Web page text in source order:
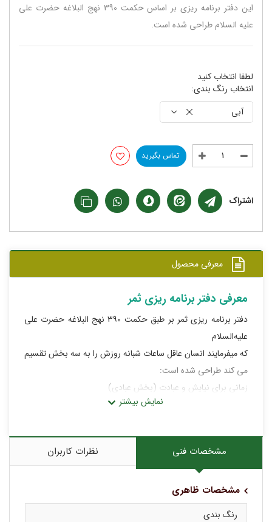
این دفتر برنامه ریزی بر اساس حکمت 390 نهج البلاغه حضرت علی
علیه السلام طراحی شده است.
لطفا انتخاب کنید
انتخاب رنگ بندی:
آبی
تماس بگیرید
اشتراک
معرفی محصول
معرفی دفتر برنامه ریزی ثمر
دفتر برنامه ریزی ثمر بر طبق حکمت ۳۹۰ نهج البلاغه حضرت علی
علیه‌السلام
که میفرمایند انسان عاقل ساعات شبانه روزش را به سه بخش تقسیم
می کند طراحی شده است:
زمانی برای نیایش و عبادت (بخش عبادی)
زمانی برای تامین هزینه های زندگی (بخش مالی)
ماه نگار(دو صفحه برای هر ماه)
هفته نگار(۴ هفته برای هر ماه)
مشخصات فنی نظرات کاربران
مشخصات ظاهری
رنگ بندی